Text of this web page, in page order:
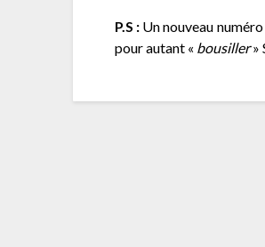
P.S : Un nouveau numéro
pour autant « bousiller»